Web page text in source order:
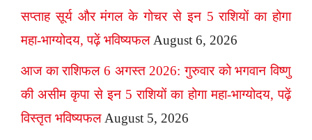
सप्ताह सूर्य और मंगल के गोचर से इन 5 राशियों का होगा
महा-भाग्योदय, पढ़ें भविष्यफल August 6, 2026
आज का राशिफल 6 अगस्त 2026: गुरुवार को भगवान विष्णु
की असीम कृपा से इन 5 राशियों का होगा महा-भाग्योदय, पढ़ें
विस्तृत भविष्यफल August 5, 2026